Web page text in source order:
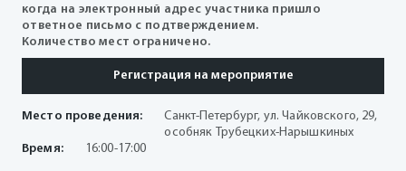
когда на электронный адрес участника пришло
ответное письмо с подтверждением.
Количество мест ограничено.
Регистрация на мероприятие
Место проведения:
Санкт-Петербург, ул. Чайковского, 29,
особняк Трубецких-Нарышкиных
Время:
16:00-17:00